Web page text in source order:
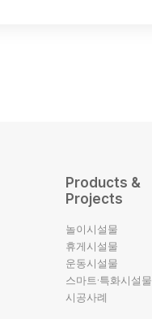
Products &
Projects
놀이시설물
휴게시설물
운동시설물
스마트·특화시설물
시공사례